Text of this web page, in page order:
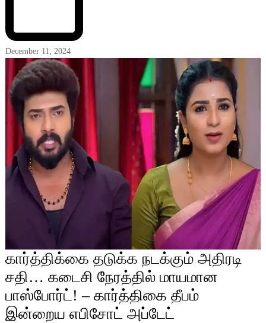
December 11, 2024
கார்த்திக்கை தடுக்க நடக்கும் அதிரடி
சதி… கடைசி நேரத்தில் மாயமான
பாஸ்போர்ட்! – கார்த்திகை தீபம்
இன்றைய எபிசோட் அப்டேட்